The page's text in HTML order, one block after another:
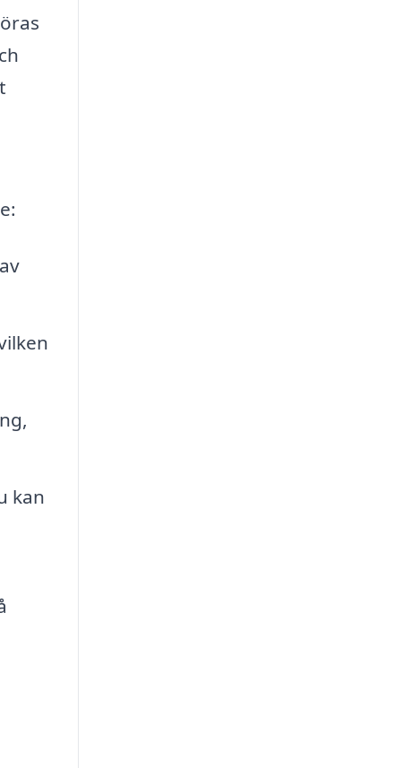
kan